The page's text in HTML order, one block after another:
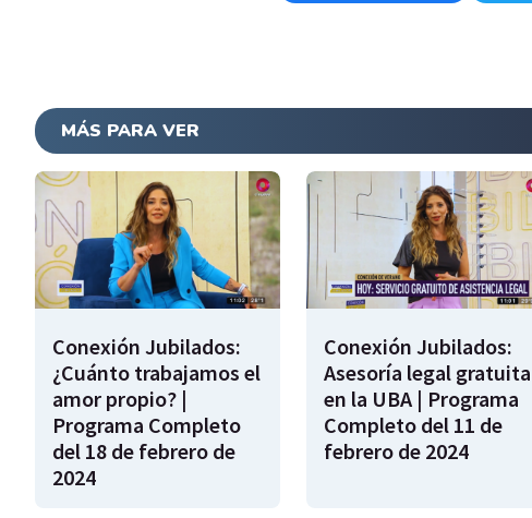
MÁS PARA VER
Conexión Jubilados:
¿Cuánto trabajamos el
amor propio? |
Programa Completo
del 18 de febrero de
2024
Conexión Jubilados:
Asesoría legal gratuita
en la UBA | Programa
Completo del 11 de
febrero de 2024